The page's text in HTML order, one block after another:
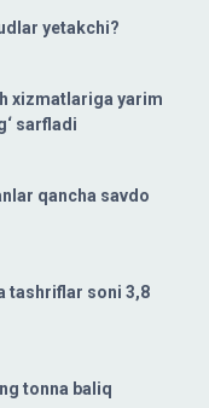
yetakchi?
xizmatlariga yarim
sarfladi
qancha savdo
tashriflar soni 3,8
tonna baliq